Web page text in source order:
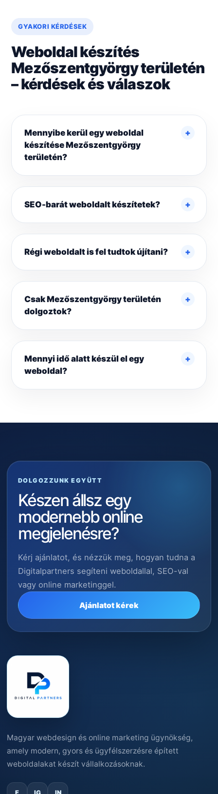
GYAKORI KÉRDÉSEK
Weboldal készítés
Mezőszentgyörgy területén
– kérdések és válaszok
Mennyibe kerül egy weboldal
készítése Mezőszentgyörgy
területén?
SEO-barát weboldalt készítetek?
Régi weboldalt is fel tudtok újítani?
Csak Mezőszentgyörgy területén
dolgoztok?
Mennyi idő alatt készül el egy
weboldal?
DOLGOZZUNK EGYÜTT
Készen állsz egy
modernebb online
megjelenésre?
Kérj ajánlatot, és nézzük meg, hogyan tudna a
Digitalpartners segíteni weboldallal, SEO-val
vagy online marketinggel.
Ajánlatot kérek
Magyar webdesign és online marketing ügynökség,
amely modern, gyors és ügyfélszerzésre épített
weboldalakat készít vállalkozásoknak.